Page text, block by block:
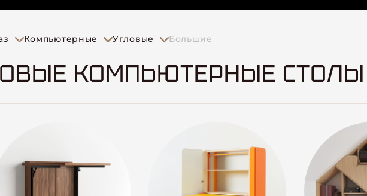
Компьютерные Угловые Большие
КОМПЬЮТЕРНЫЕ СТОЛЫ